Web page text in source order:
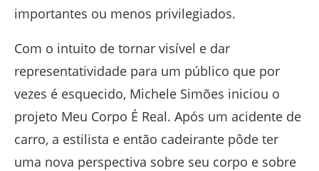
importantes ou menos privilegiados.
Com o intuito de tornar visível e dar
representatividade para um público que por
vezes é esquecido, Michele Simões iniciou o
projeto Meu Corpo É Real. Após um acidente de
carro, a estilista e então cadeirante pôde ter
uma nova perspectiva sobre seu corpo e sobre